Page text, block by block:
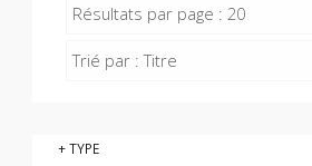
Résultats par page : 20
Trié par : Titre
TYPE